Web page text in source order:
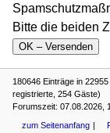
Bitte die beiden
180646 Einträge in
registrierte, 254 Gäste)
Forumszeit: 07.08.2026,
zum Seitenanfang